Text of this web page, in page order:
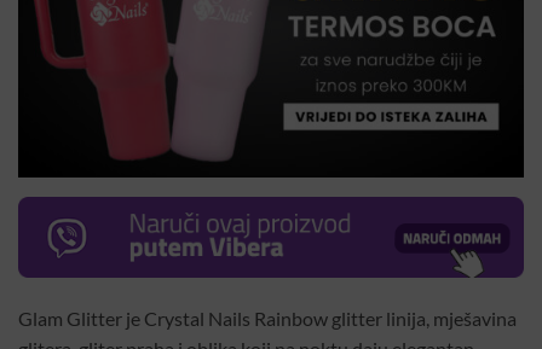
Glam Glitter je Crystal Nails Rainbow glitter linija, mješavina